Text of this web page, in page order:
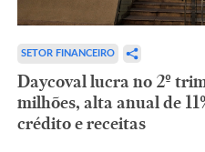
SETOR FINANCEIRO
Daycoval lucra no 2º
milhões, alta anual de
crédito e receitas